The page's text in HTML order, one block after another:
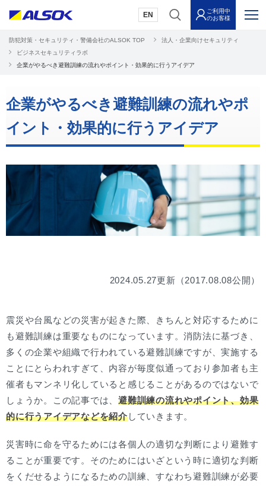
EN
ご利用中
のお客様
防犯対策・セキュリティ・警備会社のALSOK TOP
法人・企業向けセキュリティ
ビジネスセキュリティラボ
企業がやるべき避難訓練の流れやポイント・効果的に行うアイデア
企業がやるべき避難訓練の流れやポ
イント・効果的に行うアイデア
2024.05.27更新（2017.08.08公開）
震災や台風などの災害が起きた際、きちんと対応するために
も避難訓練は重要なものになっています。消防法に基づき、
多くの企業や組織で行われている避難訓練ですが、実施する
ことにとらわれすぎて、内容が毎度似通っており参加者も主
催者もマンネリ化していると感じることがあるのではないで
しょうか。この記事では、 避難訓練の流れやポイント、効果
的に行うアイデアなどを紹介していきます。
災害時に命を守るためには各個人の適切な判断により避難す
ることが重要です。そのためにはいざという時に適切な判断
をくだせるようになるための訓練、すなわち避難訓練が必要